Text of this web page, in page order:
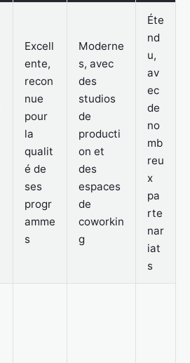
Excell
ente,
recon
nue
pour
la
qualit
é de
ses
progr
amme
s
Moderne
s, avec
des
studios
de
producti
on et
des
espaces
de
coworkin
g
Éte
nd
u,
av
ec
de
no
mb
reu
x
pa
rte
nar
iat
s